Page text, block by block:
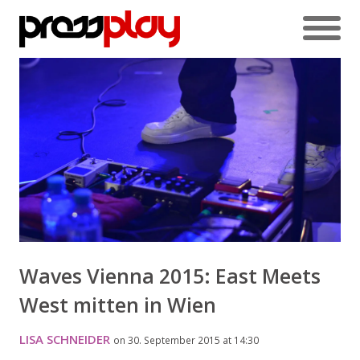
Waves Vienna 2015: East Meets
West mitten in Wien
LISA SCHNEIDER on 30. September 2015 at 14:30